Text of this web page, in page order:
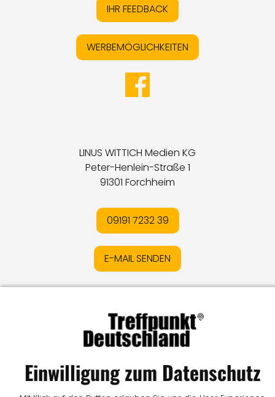
IHR FEEDBACK
WERBEMÖGLICHKEITEN
LINUS WITTICH Medien KG
Peter-Henlein-Straße 1
91301 Forchheim
09191 7232 39
E-MAIL SENDEN
DatenschutzIOnline-Streitschlichtung
Mediadaten IKontaktIVertrag widerrufen
Einwilligung zum Datenschutz